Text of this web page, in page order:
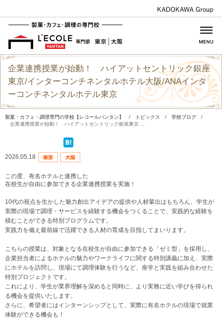
企業連携授業が始動！ ハイアットセントリック銀座
東京/インターコンチネンタルホテル大阪/ANAインタ
ーコンチネンタルホテル東京
製菓・カフェ・調理専門の学校【レコールバンタン】 / トピックス / 学校ブログ
/
企業連携授業が始動！ ハイアットセントリック銀座東京 ...
2026.05.18
この度、有名ホテルと連携した
在校生が自由に参加できる企業連携授業を実施！
10代の視点を生かした魅力創出アイデアの提供や人材輩出はもちろん、学生が
実際の現場で調理・サービスを経験する機会をつくることで、実践的な経験を
積むことができる特別プログラムです。
実践力を備え最前線で活躍できる人材の育成を目指してまいります。
こちらの授業は、対象となる在校生が自由に参加できる「ゼミ型」を採用し、
企業担当者によるホテルの魅力やワークライフに関する特別講義に加え、実際
にホテルを訪問し、現場にて調理体験を行うなど、座学と実践を組み合わせた
特別プロジェクトです。
これにより、学生が業界理解を深めると同時に、より実務に近い学びを得られ
る機会を提供いたします。
さらに、希望者にはインターンシップとして、実際に有名ホテルの現場で就業
体験ができる機会も！